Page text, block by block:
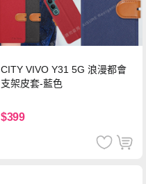
CITY VIVO Y31 5G 浪漫都會
支架皮套-藍色
$399